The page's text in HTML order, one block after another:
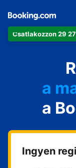
Csatlakozzon 29
az
a
a
a
Ingyen